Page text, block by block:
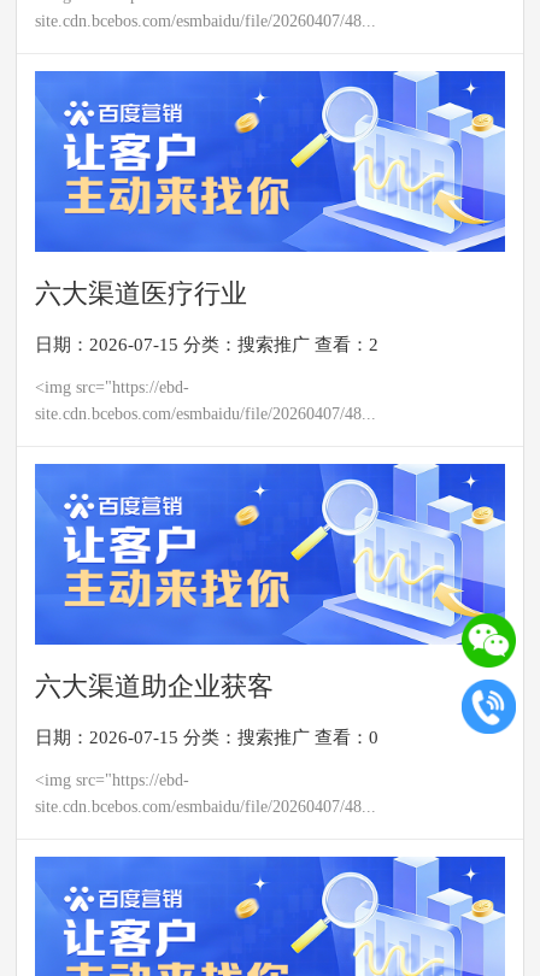
site.cdn.bcebos.com/esmbaidu/file/20260407/48...
六大渠道医疗行业
日期：2026-07-15 分类：搜索推广 查看：2
<img src="https://ebd-
site.cdn.bcebos.com/esmbaidu/file/20260407/48...
六大渠道助企业获客
日期：2026-07-15 分类：搜索推广 查看：0
<img src="https://ebd-
site.cdn.bcebos.com/esmbaidu/file/20260407/48...